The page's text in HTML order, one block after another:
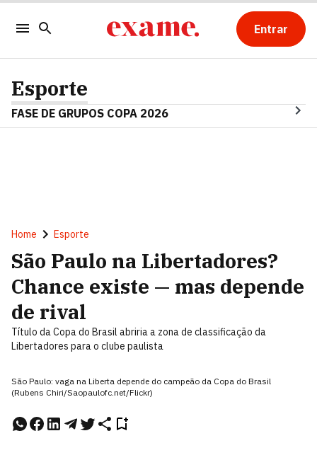
Entrar
Esporte
FASE DE GRUPOS COPA 2026
Home Esporte
São Paulo na Libertadores?
Chance existe — mas depende
de rival
Título da Copa do Brasil abriria a zona de classificação da
Libertadores para o clube paulista
São Paulo: vaga na Liberta depende do campeão da Copa do Brasil
(Rubens Chiri/Saopaulofc.net/Flickr)